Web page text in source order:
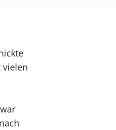
vielen